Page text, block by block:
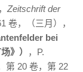
Zeitschrift der
卷，（三月），
bei
》）
，P.
第 20 卷，第 22